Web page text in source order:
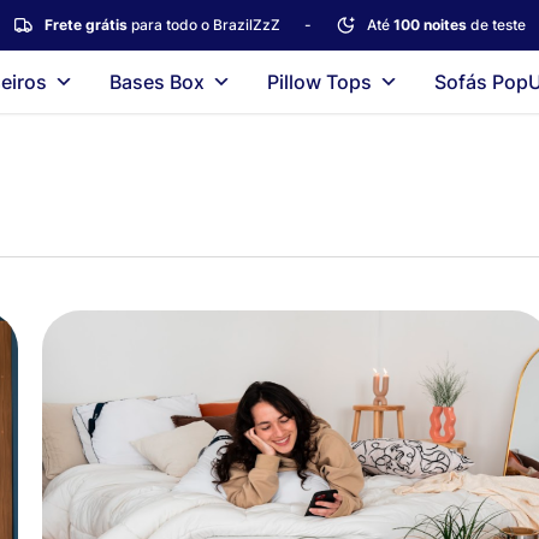
Frete grátispara todo o BrazilZzZ - Até 100 noitesde teste
Bases Box Pillow Tops Sofás